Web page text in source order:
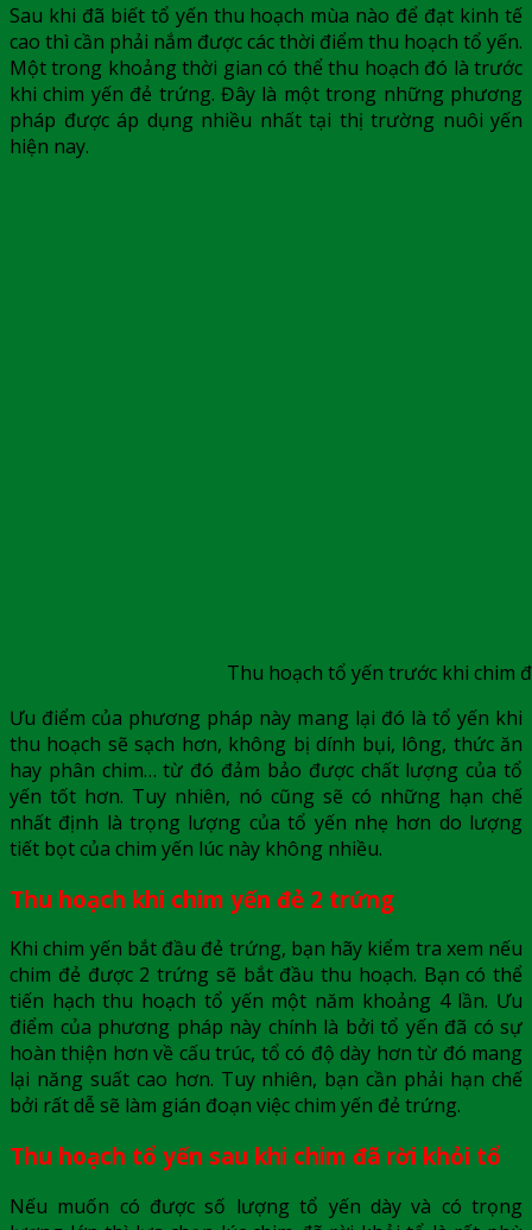
Sau khi đã biết tổ yến thu hoạch mùa nào để đạt kinh tế
cao thì cần phải nắm được các thời điểm thu hoạch tổ yến.
Một trong khoảng thời gian có thể thu hoạch đó là trước
khi chim yến đẻ trứng. Đây là một trong những phương
pháp được áp dụng nhiều nhất tại thị trường nuôi yến
hiện nay.
Thu hoạch tổ yến trước khi chim
Ưu điểm của phương pháp này mang lại đó là tổ yến khi
thu hoạch sẽ sạch hơn, không bị dính bụi, lông, thức ăn
hay phân chim… từ đó đảm bảo được chất lượng của tổ
yến tốt hơn. Tuy nhiên, nó cũng sẽ có những hạn chế
nhất định là trọng lượng của tổ yến nhẹ hơn do lượng
tiết bọt của chim yến lúc này không nhiều.
Thu hoạch khi chim yến đẻ 2 trứng
Khi chim yến bắt đầu đẻ trứng, bạn hãy kiểm tra xem nếu
chim đẻ được 2 trứng sẽ bắt đầu thu hoạch. Bạn có thể
tiến hạch thu hoạch tổ yến một năm khoảng 4 lần. Ưu
điểm của phương pháp này chính là bởi tổ yến đã có sự
hoàn thiện hơn về cấu trúc, tổ có độ dày hơn từ đó mang
lại năng suất cao hơn. Tuy nhiên, bạn cần phải hạn chế
bởi rất dễ sẽ làm gián đoạn việc chim yến đẻ trứng.
Thu hoạch tổ yến sau khi chim đã rời khỏi tổ
Nếu muốn có được số lượng tổ yến dày và có trọng